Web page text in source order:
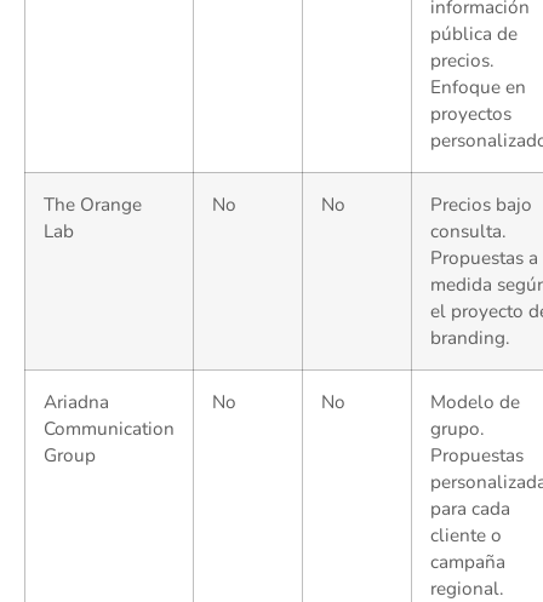
información
pública de
precios.
Enfoque en
proyectos
The Orange
Lab
No No
Precios bajo
consulta.
Propuestas a
medida
el proyecto
branding.
Ariadna
Communication
Group
No No
Modelo de
grupo.
Propuestas
para cada
cliente o
campaña
regional.